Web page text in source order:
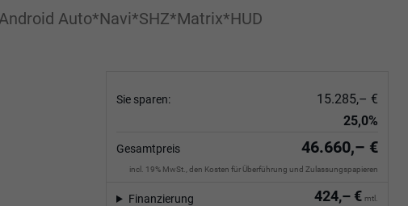
Auto*Navi*SHZ*Matrix*HUD
Sie sparen:
15.285,– €
25,0%
Gesamtpreis 46.660,– €
incl. 19% MwSt., den Kosten für Überführung und Zulassungspapieren
424,– € mtl.
Finanzierung